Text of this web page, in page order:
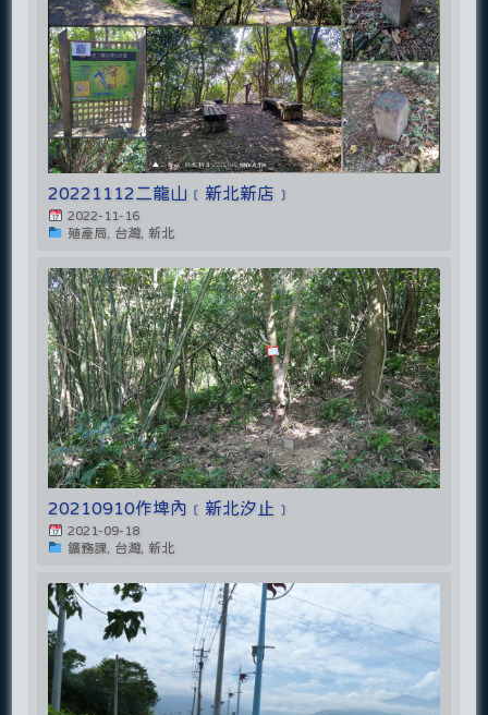
20221112二龍山﹝新北新店﹞
2022-11-16
殖產局, 台灣, 新北
20210910作埤內﹝新北汐止﹞
2021-09-18
鑛務課, 台灣, 新北